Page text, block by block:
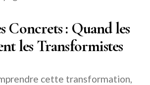
Concrets : Quand les
les Transformistes
cette transformation,